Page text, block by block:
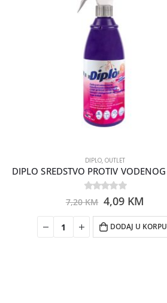
DIPLO, OUTLET
0out of 5
7,20KM 4,09 KM
DODAJ U KORPU